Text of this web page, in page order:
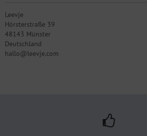
Leevje
Hörsterstraße 39
48143 Münster
Deutschland
hallo@leevje.com